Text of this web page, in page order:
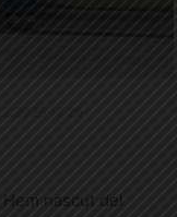
. Hem nascut del